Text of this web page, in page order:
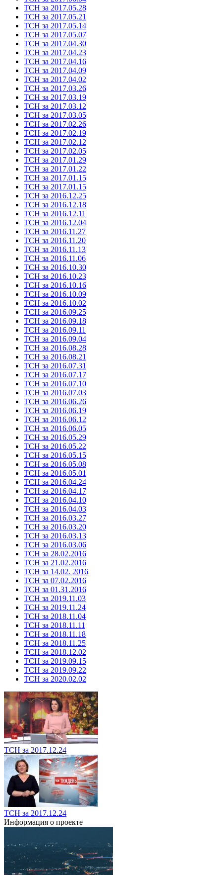
ТСН за 2017.05.28
ТСН за 2017.05.21
ТСН за 2017.05.14
ТСН за 2017.05.07
ТСН за 2017.04.30
ТСН за 2017.04.23
ТСН за 2017.04.16
ТСН за 2017.04.09
ТСН за 2017.04.02
ТСН за 2017.03.26
ТСН за 2017.03.19
ТСН за 2017.03.12
ТСН за 2017.03.05
ТСН за 2017.02.26
ТСН за 2017.02.19
ТСН за 2017.02.12
ТСН за 2017.02.05
ТСН за 2017.01.29
ТСН за 2017.01.22
ТСН за 2017.01.15
ТСН за 2017.01.15
ТСН за 2016.12.25
ТСН за 2016.12.18
ТСН за 2016.12.11
ТСН за 2016.12.04
ТСН за 2016.11.27
ТСН за 2016.11.20
ТСН за 2016.11.13
ТСН за 2016.11.06
ТСН за 2016.10.30
ТСН за 2016.10.23
ТСН за 2016.10.16
ТСН за 2016.10.09
ТСН за 2016.10.02
ТСН за 2016.09.25
ТСН за 2016.09.18
ТСН за 2016.09.11
ТСН за 2016.09.04
ТСН за 2016.08.28
ТСН за 2016.08.21
ТСН за 2016.07.31
ТСН за 2016.07.17
ТСН за 2016.07.10
ТСН за 2016.07.03
ТСН за 2016.06.26
ТСН за 2016.06.19
ТСН за 2016.06.12
ТСН за 2016.06.05
ТСН за 2016.05.29
ТСН за 2016.05.22
ТСН за 2016.05.15
ТСН за 2016.05.08
ТСН за 2016.05.01
ТСН за 2016.04.24
ТСН за 2016.04.17
ТСН за 2016.04.10
ТСН за 2016.04.03
ТСН за 2016.03.27
ТСН за 2016.03.20
ТСН за 2016.03.13
ТСН за 2016.03.06
ТСН за 28.02.2016
ТСН за 21.02.2016
ТСН за 14.02. 2016
ТСН за 07.02.2016
ТСН за 01.31.2016
ТСН за 2019.11.03
ТСН за 2019.11.24
ТСН за 2018.11.04
ТСН за 2018.11.11
ТСН за 2018.11.18
ТСН за 2018.11.25
ТСН за 2018.12.02
ТСН за 2019.09.15
ТСН за 2019.09.22
ТСН за 2020.02.02
ТСН за 2017.12.24
ТСН за 2017.12.24
Информация о проекте